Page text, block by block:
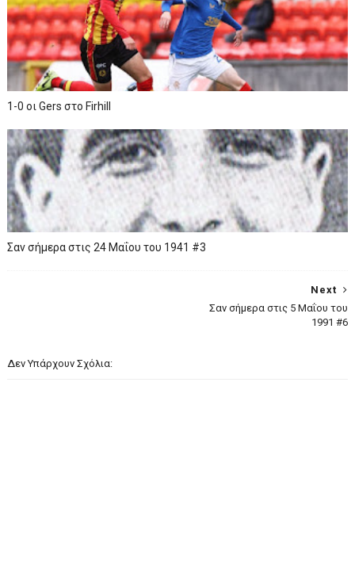
1-0 οι Gers στο Firhill
Σαν σήμερα στις 24 Μαΐου του 1941 #3
Next
Σαν σήμερα στις 5 Μαΐου του
1991 #6
Δεν Υπάρχουν Σχόλια: